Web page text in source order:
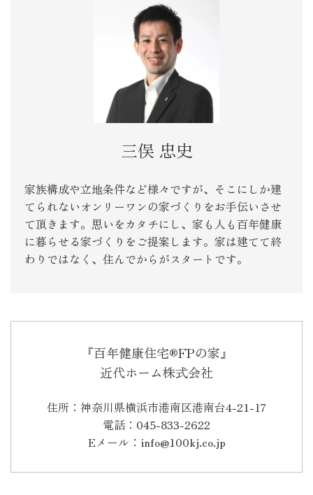
三俣 忠史
家族構成や立地条件など様々ですが、そこにしか建
てられないオンリーワンの家づくりをお手伝いさせ
て頂きます。思いをカタチにし、家も人も百年健康
に暮らせる家づくりをご提案します。家は建てて終
わりではなく、住んでからがスタートです。
『百年健康住宅®FPの家』
近代ホーム株式会社
住所：神奈川県横浜市港南区港南台4-21-17
電話：045-833-2622
Eメール：info@100kj.co.jp